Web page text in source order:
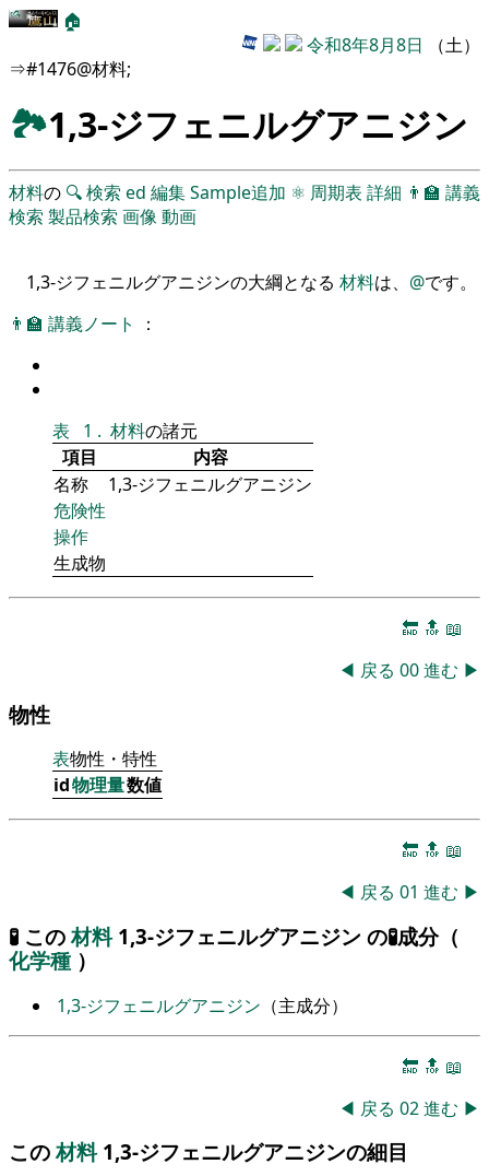
🏠
令和8年8月8日 （土）
⇒#1476@材料;
🏞1,3-ジフェニルグアニジン
材料の 🔍検索 ed 編集Sample追加 ⚛ 周期表 詳細 👨‍🏫 講義
検索 製品検索 画像動画
1,3-ジフェニルグアニジンの大綱となる 材料は、 @です。
👨‍🏫 講義ノート ：
表 1 . 材料の諸元
項目
内容
名称
1,3-ジフェニルグアニジン
危険性
操作
生成物
🔚 🔝 📖
◀ 戻る 00進む ▶
物性
表物性・特性
id物理量数値
🔚 🔝 📖
◀ 戻る 01 進む ▶
🧪 この材料 1,3-ジフェニルグアニジン の🧪成分（
化学種 ）
1,3-ジフェニルグアニジン （主成分）
🔚 🔝 📖
◀ 戻る 02進む ▶
この材料 1,3-ジフェニルグアニジンの細目